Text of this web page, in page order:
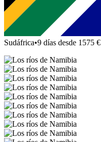
Sudáfrica•9 días desde 1575 €